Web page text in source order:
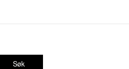
Søk